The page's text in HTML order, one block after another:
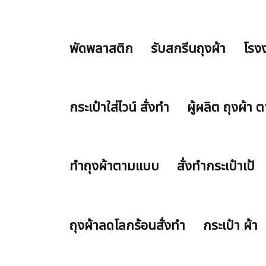
พัดพลาสติก รับสกรีนถุงผ้า โร
กระเป๋าใส่ไวน์ สั่งทำ ผู้ผลิต ถุงผ้า
ทำถุงผ้าตามแบบ สั่งทำกระเป๋าเป้
ถุงผ้าลดโลกร้อนสั่งทำ กระเป๋า ผ้า